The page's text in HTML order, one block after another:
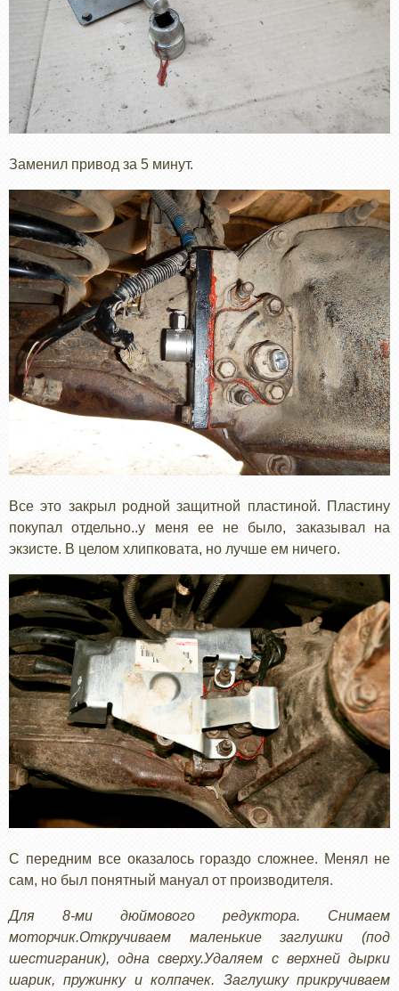
Заменил привод за 5 минут.
Все это закрыл родной защитной пластиной. Пластину
покупал отдельно..у меня ее не было, заказывал на
экзисте. В целом хлипковата, но лучше ем ничего.
С передним все оказалось гораздо сложнее. Менял не
сам, но был понятный мануал от производителя.
Для 8-ми дюймового редуктора. Снимаем
моторчик.Откручиваем маленькие заглушки (под
шестиграник), одна сверху.Удаляем с верхней дырки
шарик, пружинку и колпачек. Заглушку прикручиваем